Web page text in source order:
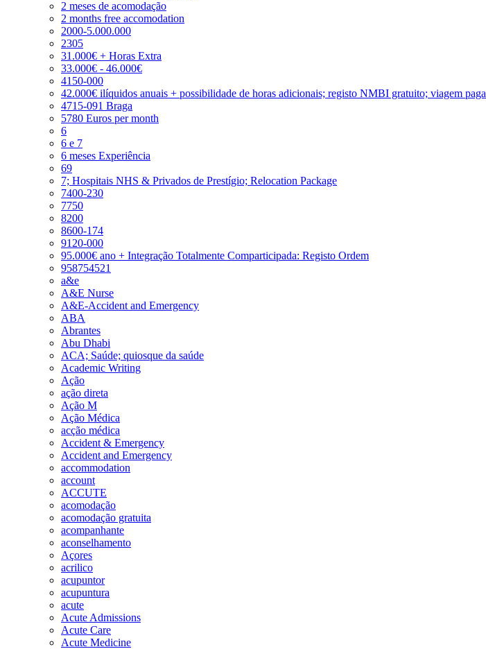
2 meses de acomodação
2 months free accomodation
2000-5.000.000
2305
31.000€ + Horas Extra
33.000€ - 46.000€
4150-000
42.000€ ilíquidos anuais + possibilidade de horas adicionais; registo NMBI gratuito; viagem paga
4715-091 Braga
5780 Euros per month
6
6 e 7
6 meses Experiência
69
7; Hospitais NHS & Privados de Prestígio; Relocation Package
7400-230
7750
8200
8600-174
9120-000
95.000€ ano + Integração Totalmente Comparticipada: Registo Ordem
958754521
a&e
A&E Nurse
A&E-Accident and Emergency
ABA
Abrantes
Abu Dhabi
ACA; Saúde; quiosque da saúde
Academic Writing
Ação
ação direta
Ação M
Ação Médica
acção médica
Accident & Emergency
Accident and Emergency
accommodation
account
ACCUTE
acomodação
acomodação gratuita
acompanhante
aconselhamento
Açores
acrilico
acupuntor
acupuntura
acute
Acute Admissions
Acute Care
Acute Medicine